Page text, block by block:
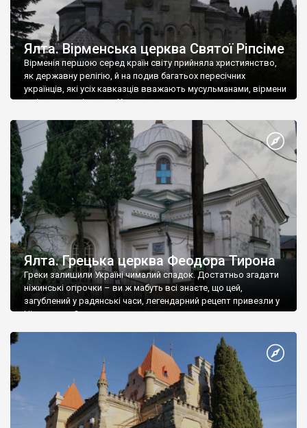
Ялта. Вірменська церква Святої Ріпсіме
Вірменія першою серед країн світу прийняла християнство,
як державну релігію, й на подив багатьох пересічних
українців, які усіх кавказців вважають мусульманами, вірмени
є відданими вірянами Христа
Ялта. Грецька церква Феодора Тирона
Греки залишили Україні чималий спадок. Достатньо згадати
ніжинські огірочки – ви ж мабуть всі знаєте, що цей,
загублений у радянські часи, легендарний рецепт привезли у
Ніжин греки?